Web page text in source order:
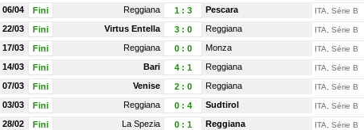
06/04 Fini Reggiana 1: 3 Pescara ITA, Série B
22/03 Fini Virtus Entella 3: 0 Reggiana ITA, Série B
17/03 Fini Reggiana 0: 0 Monza ITA, Série B
14/03 Fini Bari 4: 1 Reggiana ITA, Série B
07/03 Fini Venise 2: 0 Reggiana ITA, Série B
03/03 Fini Reggiana 0: 4 Sudtirol ITA, Série B
28/02 Fini La Spezia 0: 1 Reggiana ITA, Série B